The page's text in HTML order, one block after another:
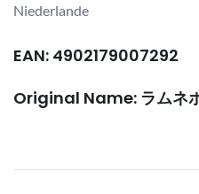
Niederlande
EAN: 4902179007292
Original Name: ラムネ